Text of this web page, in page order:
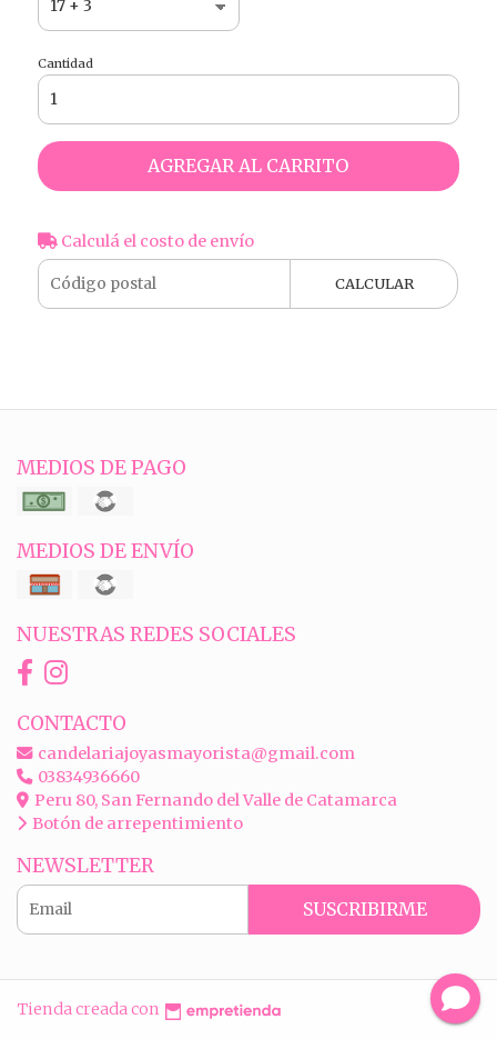
Cantidad
AGREGAR AL CARRITO
Calculá el costo de envío
CALCULAR
MEDIOS DE PAGO
MEDIOS DE ENVÍO
NUESTRAS REDES SOCIALES
CONTACTO
candelariajoyasmayorista@gmail.com
03834936660
Peru 80, San Fernando del Valle de Catamarca
Botón de arrepentimiento
NEWSLETTER
SUSCRIBIRME
Tienda creada con